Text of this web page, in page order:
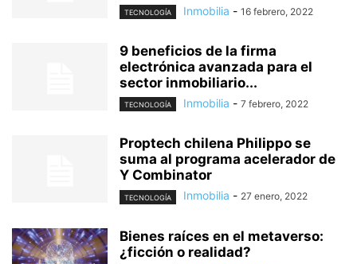
TECNOLOGÍA Inmobilia - 16 febrero, 2022
9 beneficios de la firma
electrónica avanzada para el
sector inmobiliario...
TECNOLOGÍA Inmobilia - 7 febrero, 2022
Proptech chilena Philippo se
suma al programa acelerador de
Y Combinator
TECNOLOGÍA Inmobilia - 27 enero, 2022
Bienes raíces en el metaverso:
¿ficción o realidad?